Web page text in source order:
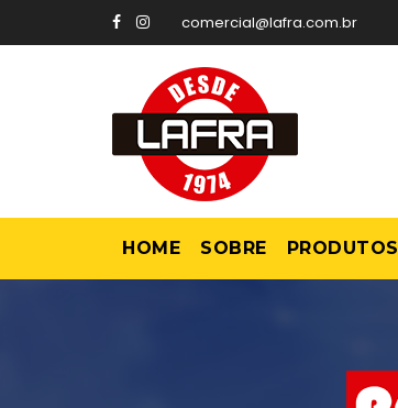
comercial@lafra.com.br
HOME SOBRE PRODUTOS